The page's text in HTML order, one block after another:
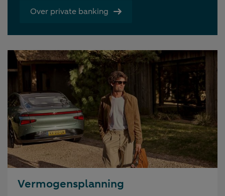
Over private banking
Vermogensplanning